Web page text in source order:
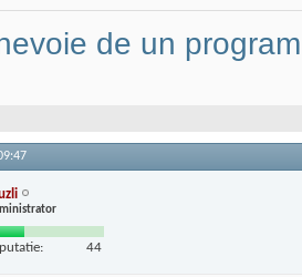
de un
44